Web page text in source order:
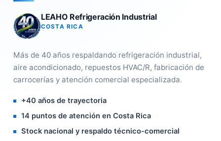
LEAHO Refrigeración Industrial
COSTA RICA
Más de 40 años respaldando refrigeración industrial,
aire acondicionado, repuestos HVAC/R, fabricación de
carrocerías y atención comercial especializada.
+40 años de trayectoria
14 puntos de atención en Costa Rica
Stock nacional y respaldo técnico-comercial